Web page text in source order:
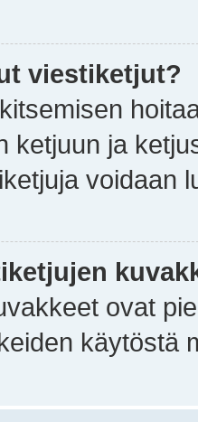
viestiketjut?
ketjuun ja
voidaan
ovat
käytöstä